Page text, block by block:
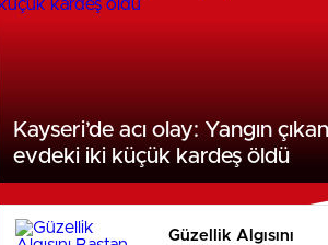
Kayseri’de acı olay: Yangın çıkan
evdeki iki küçük kardeş öldü
Güzellik Algısını